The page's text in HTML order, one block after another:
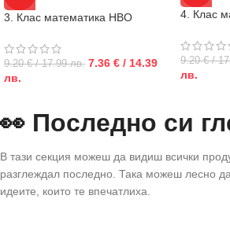
3. Клас математика НВО
9.20 € / 17.99 лв. 7.36 € / 14.39
лв.
4. Клас
9.20 € /
лв.
👀 Последно си
В тази секция можеш да видиш всички
разглеждал последно. Така можеш лесно
идеите, които те впечатлиха.